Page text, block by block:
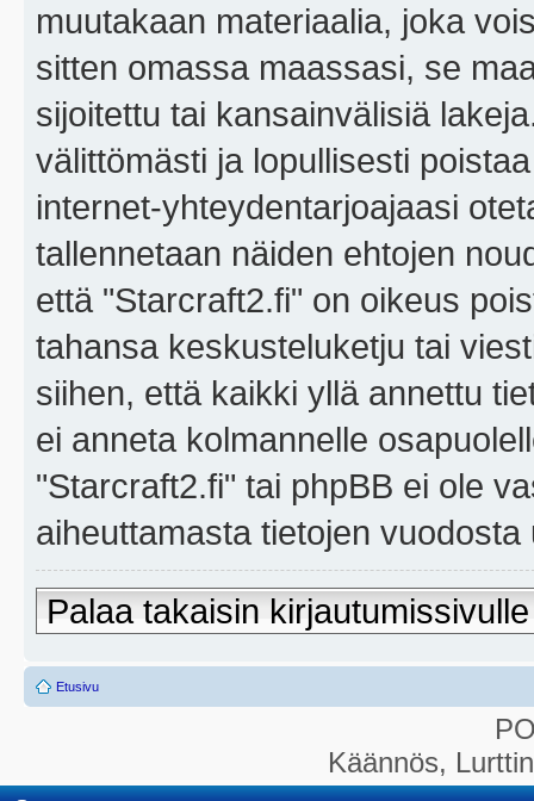
muutakaan materiaalia, joka
sitten omassa maassasi, se
sijoitettu tai kansainvälisiä
välittömästi ja lopullisesti
internet-yhteydentarjoajaasi
tallennetaan näiden ehtojen
että "Starcraft2.fi" on oikeus
tahansa keskusteluketju tai
siihen, että kaikki yllä annettu
ei anneta kolmannelle
"Starcraft2.fi" tai phpBB ei ole
aiheuttamasta tietojen
Palaa takaisin kirjautumissivulle
Etusivu
Käännös,